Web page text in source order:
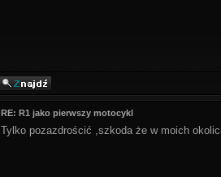
RE: R1 jako pierwszy motocykl
Tylko pozazdrościć ,szkoda że w moich